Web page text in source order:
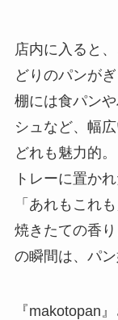
店内に入ると
どりのパンが
棚には食パン
シュなど、幅
どれも魅力的。
トレーに置か
「あれもこれ
焼きたての香
の瞬間は、パ
『makotopan